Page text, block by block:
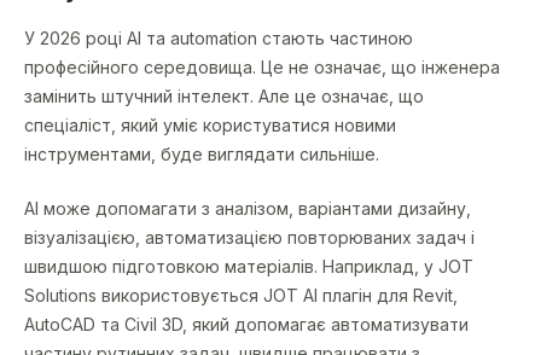
У 2026 році AI та automation стають частиною
професійного середовища. Це не означає, що інженера
замінить штучний інтелект. Але це означає, що
спеціаліст, який уміє користуватися новими
інструментами, буде виглядати сильніше.
AI може допомагати з аналізом, варіантами дизайну,
візуалізацією, автоматизацією повторюваних задач і
швидшою підготовкою матеріалів. Наприклад, у JOT
Solutions використовується JOT AI плагін для Revit,
AutoCAD та Civil 3D, який допомагає автоматизувати